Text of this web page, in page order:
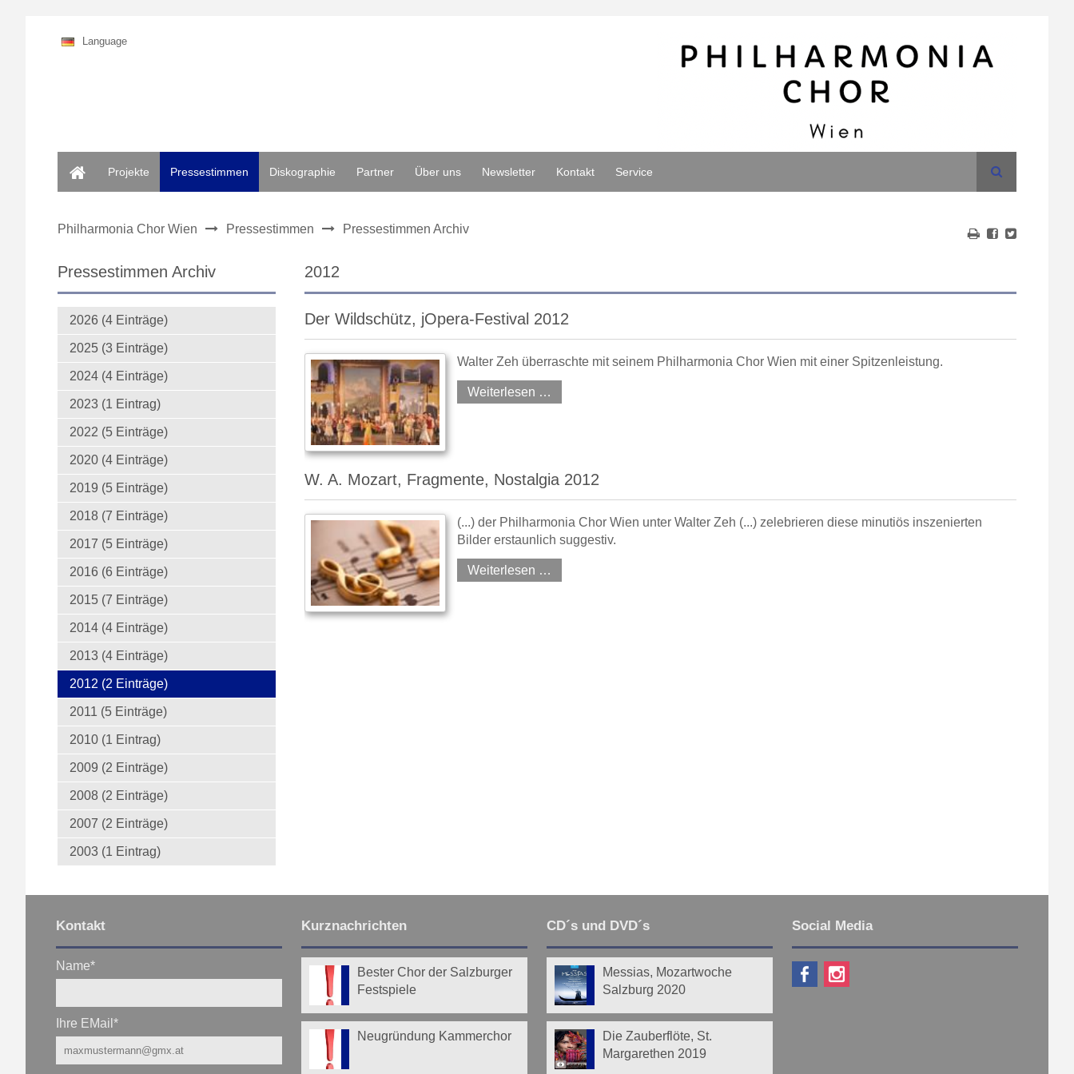
Language
Projekte
Pressestimmen Diskographie Partner Über uns Newsletter Kontakt Service Suche
Philharmonia Chor Wien Pressestimmen Pressestimmen Archiv
2012
Der Wildschütz, jOpera-Festival 2012
Walter Zeh überraschte mit seinem Philharmonia Chor Wien mit einer Spitzenleistung.
Weiterlesen …
W. A. Mozart, Fragmente, Nostalgia 2012
(...) der Philharmonia Chor Wien unter Walter Zeh (...) zelebrieren diese minutiös inszenierten
Bilder erstaunlich suggestiv.
Weiterlesen …
Pressestimmen Archiv
2026 (4 Einträge)
2025 (3 Einträge)
2024 (4 Einträge)
2023 (1 Eintrag)
2022 (5 Einträge)
2020 (4 Einträge)
2019 (5 Einträge)
2018 (7 Einträge)
2017 (5 Einträge)
2016 (6 Einträge)
2015 (7 Einträge)
2014 (4 Einträge)
2013 (4 Einträge)
2012 (2 Einträge)
2011 (5 Einträge)
2010 (1 Eintrag)
2009 (2 Einträge)
2008 (2 Einträge)
2007 (2 Einträge)
2003 (1 Eintrag)
Kontakt
Name*
Ihre EMail*
Kurznachrichten
Bester Chor der Salzburger
Festspiele
Neugründung Kammerchor
CD´s und DVD´s
Messias, Mozartwoche
Salzburg 2020
Die Zauberflöte, St.
Margarethen 2019
Social Media